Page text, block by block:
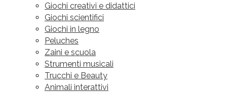
Giochi creativi e didattici
Giochi scientifici
Giochi in legno
Peluches
Zaini e scuola
Strumenti musicali
Trucchi e Beauty
Animali interattivi